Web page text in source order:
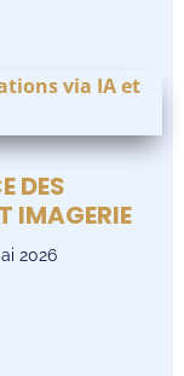
DES
IMAGERIE
2026